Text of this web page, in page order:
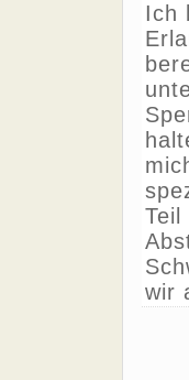
Ich
Teil
wir